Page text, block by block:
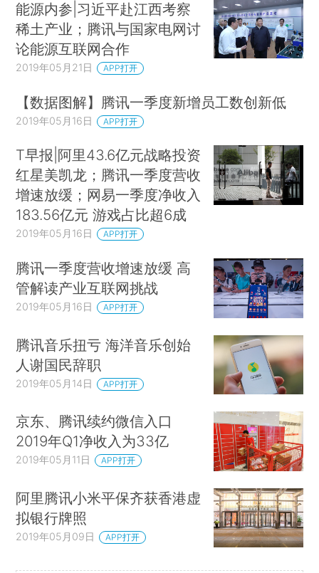
能源内参|习近平赴江西考察
稀土产业；腾讯与国家电网讨
论能源互联网合作
2019年05月21日 APP打开
【数据图解】腾讯一季度新增员工数创新低
2019年05月16日 APP打开
T早报|阿里43.6亿元战略投资
红星美凯龙；腾讯一季度营收
增速放缓；网易一季度净收入
183.56亿元 游戏占比超6成
2019年05月16日 APP打开
腾讯一季度营收增速放缓 高
管解读产业互联网挑战
2019年05月16日 APP打开
腾讯音乐扭亏 海洋音乐创始
人谢国民辞职
2019年05月14日 APP打开
京东、腾讯续约微信入口
2019年Q1净收入为33亿
2019年05月11日 APP打开
阿里腾讯小米平保齐获香港虚
拟银行牌照
2019年05月09日 APP打开